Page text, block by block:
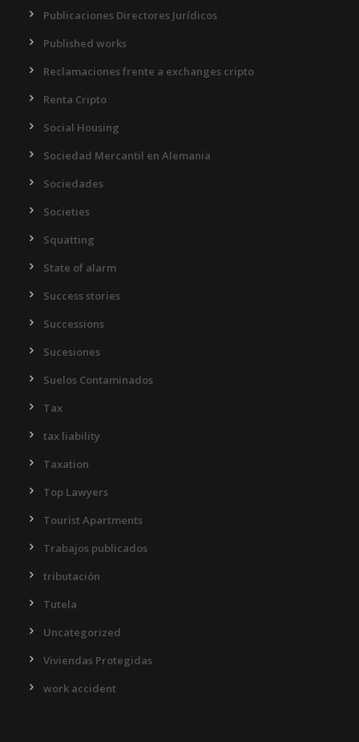
Publicaciones Directores Jurídicos
Published works
Reclamaciones frente a exchanges cripto
Renta Cripto
Social Housing
Sociedad Mercantil en Alemania
Sociedades
Societies
Squatting
State of alarm
Success stories
Successions
Sucesiones
Suelos Contaminados
Tax
tax liability
Taxation
Top Lawyers
Tourist Apartments
Trabajos publicados
tributación
Tutela
Uncategorized
Viviendas Protegidas
work accident